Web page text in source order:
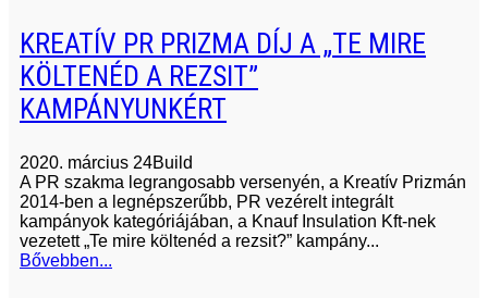
KREATÍV PR PRIZMA DÍJ A „TE MIRE
KÖLTENÉD A REZSIT”
KAMPÁNYUNKÉRT
2020. március 24Build
A PR szakma legrangosabb versenyén, a Kreatív Prizmán
2014-ben a legnépszerűbb, PR vezérelt integrált
kampányok kategóriájában, a Knauf Insulation Kft-nek
vezetett „Te mire költenéd a rezsit?” kampány...
Bővebben...